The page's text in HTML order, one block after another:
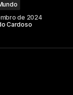
de 2024
Cardoso